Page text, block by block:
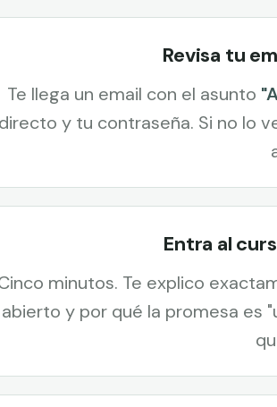
Revisa tu
Te llega un email con el asunto
directo y tu contraseña. Si no lo
Entra al
minutos. Te explico
abierto y por qué la promesa es